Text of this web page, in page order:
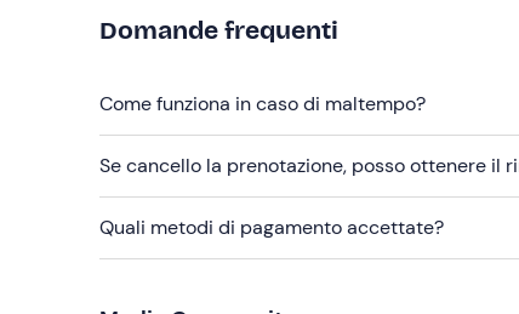
Non dimenticare di portare
Crema solare
Occhiali da sole
Macchina fotografica
Domande frequenti
Come funziona in caso di maltempo?
Se cancello la prenotazione, posso ottenere il
Quali metodi di pagamento accettate?